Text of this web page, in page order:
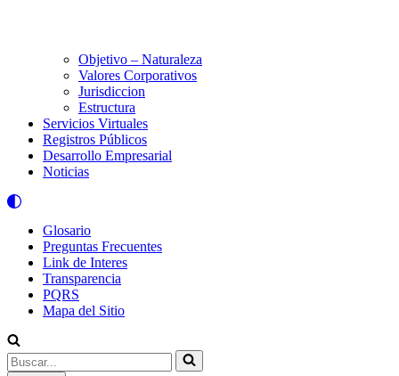
Objetivo – Naturaleza
Valores Corporativos
Jurisdiccion
Estructura
Servicios Virtuales
Registros Públicos
Desarrollo Empresarial
Noticias
Glosario
Preguntas Frecuentes
Link de Interes
Transparencia
PQRS
Mapa del Sitio
Buscar...